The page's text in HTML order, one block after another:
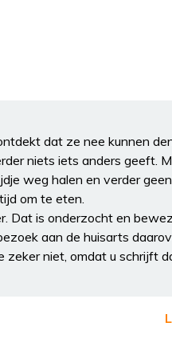
dat ze nee kunnen
niets iets anders geeft.
weg halen en verder
om te eten.
Dat is onderzocht en
aan de huisarts
zeker niet, omdat u schrijft